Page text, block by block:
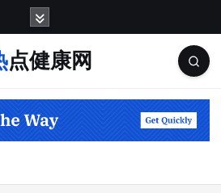
热点健康网